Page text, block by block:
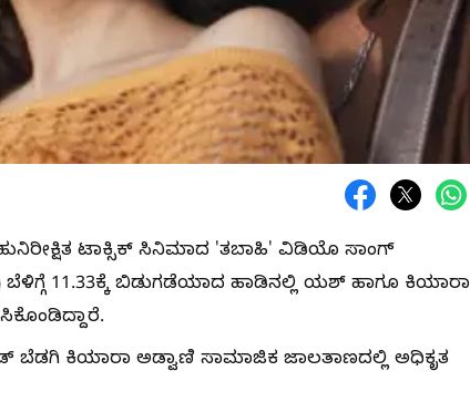
ಟಾಕ್ಸಿಕ್ ಸಿನಿಮಾದ 'ತಬಾಹಿ' ವಿಡಿಯೊ ಸಾಂಗ್
11.33ಕ್ಕೆ ಬಿಡುಗಡೆಯಾದ ಹಾಡಿನಲ್ಲಿ ಯಶ್‌ ಹಾಗೂ ಕಿಯಾರಾ
ಬೆಡಗಿ ಕಿಯಾರಾ ಅಡ್ವಾಣಿ ಸಾಮಾಜಿಕ ಜಾಲತಾಣದಲ್ಲಿ ಅಧಿಕೃತ